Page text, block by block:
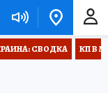
СВОДКА КП В